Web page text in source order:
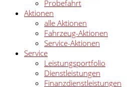
Probefahrt
Aktionen
alle Aktionen
Fahrzeug-Aktionen
Service-Aktionen
Service
Leistungsportfolio
Dienstleistungen
Finanzdienstleistungen